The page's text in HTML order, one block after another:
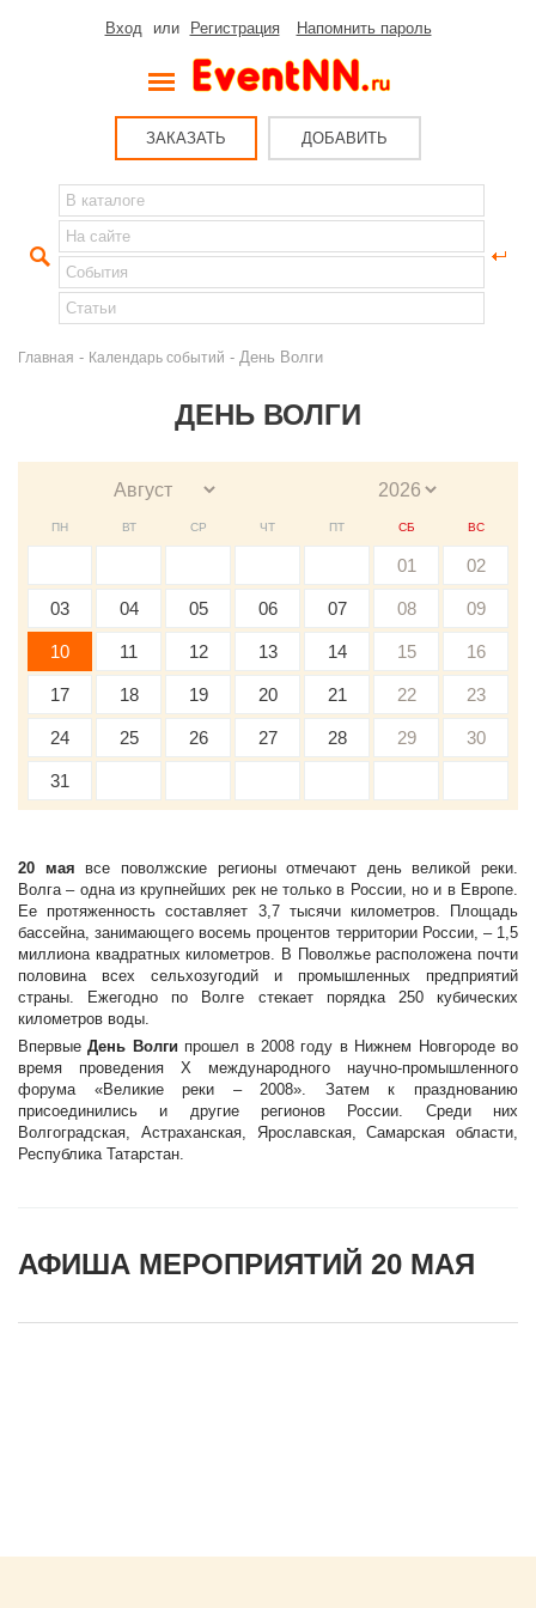
Вход или Регистрация Напомнить пароль
ЗАКАЗАТЬ ДОБАВИТЬ
Главная - Календарь событий - День Волги
ДЕНЬ ВОЛГИ
ПН ВТ СР ЧТ ПТ СБ ВС
01 02
03 04 05 06 07 08 09
10 11 12 13 14 15 16
17 18 19 20 21 22 23
24 25 26 27 28 29 30
31
20 мая все поволжские регионы отмечают день великой реки.
Волга – одна из крупнейших рек не только в России, но и в Европе.
Ее протяженность составляет 3,7 тысячи километров. Площадь
бассейна, занимающего восемь процентов территории России, – 1,5
миллиона квадратных километров. В Поволжье расположена почти
половина всех сельхозугодий и промышленных предприятий
страны. Ежегодно по Волге стекает порядка 250 кубических
километров воды.
ВпервыеДень Волги прошел в 2008 году в Нижнем Новгороде во
время проведения Х международного научно-промышленного
форума «Великие реки – 2008». Затем к празднованию
присоединились и другие регионов России. Среди них
Волгоградская, Астраханская, Ярославская, Самарская области,
Республика Татарстан.
АФИША МЕРОПРИЯТИЙ 20 МАЯ